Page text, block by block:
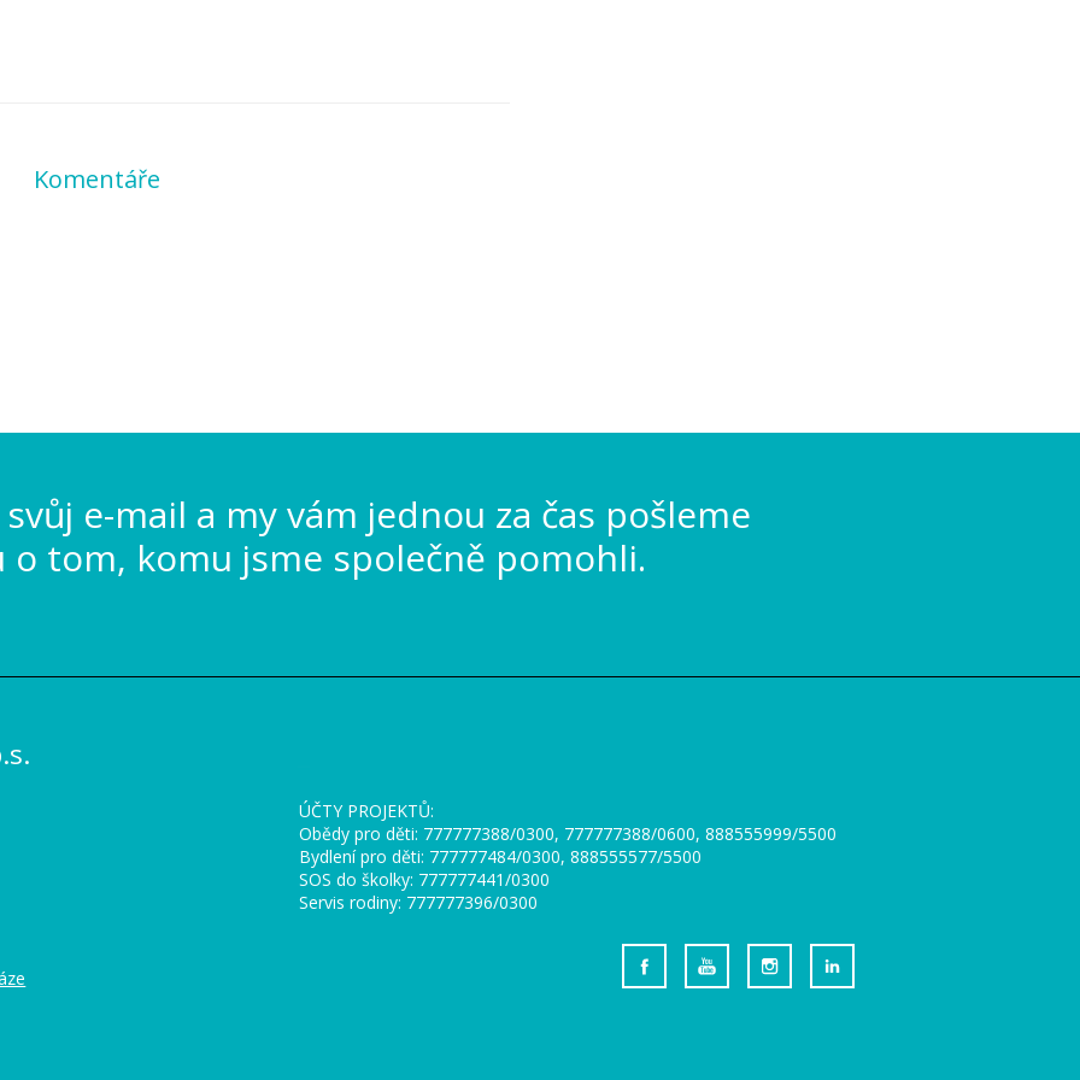
Komentáře
e-mail a my vám jednou za čas pošleme
o tom, komu jsme společně pomohli.
ÚČTY PROJEKTŮ:
Obědy pro děti: 777777388/0300, 777777388/0600, 888555999/5500
Bydlení pro děti: 777777484/0300, 888555577/5500
SOS do školky: 777777441/0300
Servis rodiny: 777777396/0300